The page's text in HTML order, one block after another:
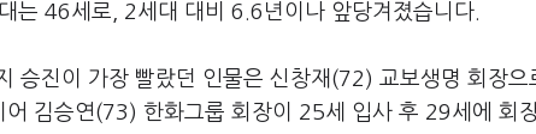
는 46세로, 2세대 대비 6.6 년이나 앞당겨졌습니다
승진이 가장 빨랐던 인물은 신창재 (72) 교보생명 회장으
어 김승연(73) 한화그룹 회장이 25세 입사 후 29세에 회